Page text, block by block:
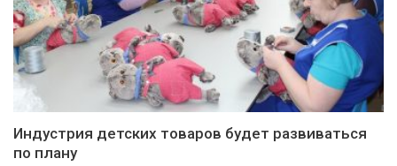
Индустрия детских товаров будет развиваться
по плану